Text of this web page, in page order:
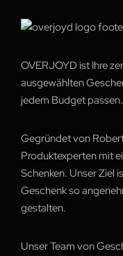
OVERJOYD ist Ihre
ausgewählten
jedem Budget passen.
Gegründet von
Produktexperten mit
Schenken. Unser Ziel
Geschenk so
gestalten.
Unser Team von